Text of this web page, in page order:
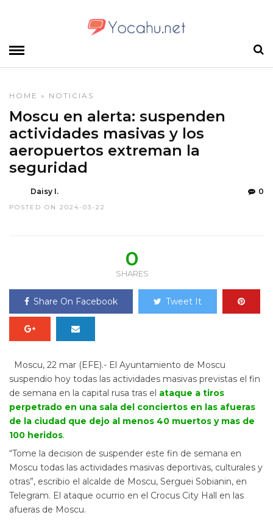
HOME » NOTICIAS
Moscu en alerta: suspenden
actividades masivas y los
aeropuertos extreman la
seguridad
Daisy I.
POSTED ON 2024-03-22
0
0
SHARES
Share On Facebook Tweet It
Moscu, 22 mar (EFE).- El Ayuntamiento de Moscu
suspendio hoy todas las actividades masivas previstas el fin
de semana en la capital rusa tras el ataque a tiros
perpetrado en una sala del conciertos en las afueras
de la ciudad que dejo al menos 40 muertos y mas de
100 heridos.
“Tome la decision de suspender este fin de semana en
Moscu todas las actividades masivas deportivas, culturales y
otras”, escribio el alcalde de Moscu, Serguei Sobianin, en
Telegram. El ataque ocurrio en el Crocus City Hall en las
afueras de Moscu.